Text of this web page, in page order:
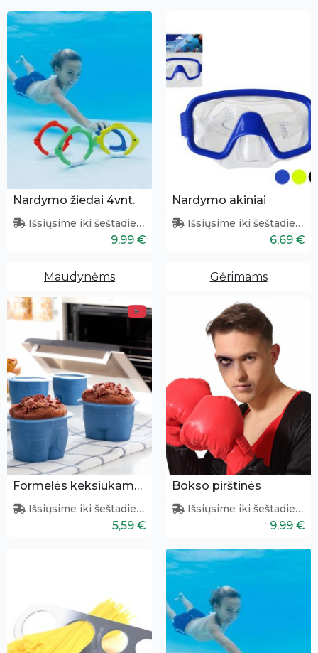
Nardymo žiedai 4vnt.
Išsiųsime iki šeštadienio
9,99 €
Nardymo akiniai
Išsiųsime iki šeštadienio
6,69 €
Maudynėms Gėrimams
Formelės keksiukams - džinsai 4 vnt.
Išsiųsime iki šeštadienio
5,59 €
Bokso pirštinės
Išsiųsime iki šeštadienio
9,99 €